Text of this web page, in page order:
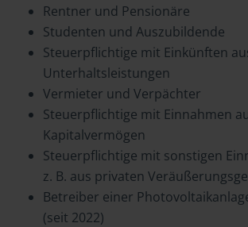
Rentner und Pensionäre
Studenten und Auszubildende
Steuerpflichtige mit Einkünften
Unterhaltsleistungen
Vermieter und Verpächter
Steuerpflichtige mit Einnahmen
Kapitalvermögen
Steuerpflichtige mit sonstigen
z. B. aus privaten
Betreiber einer
(seit 2022)